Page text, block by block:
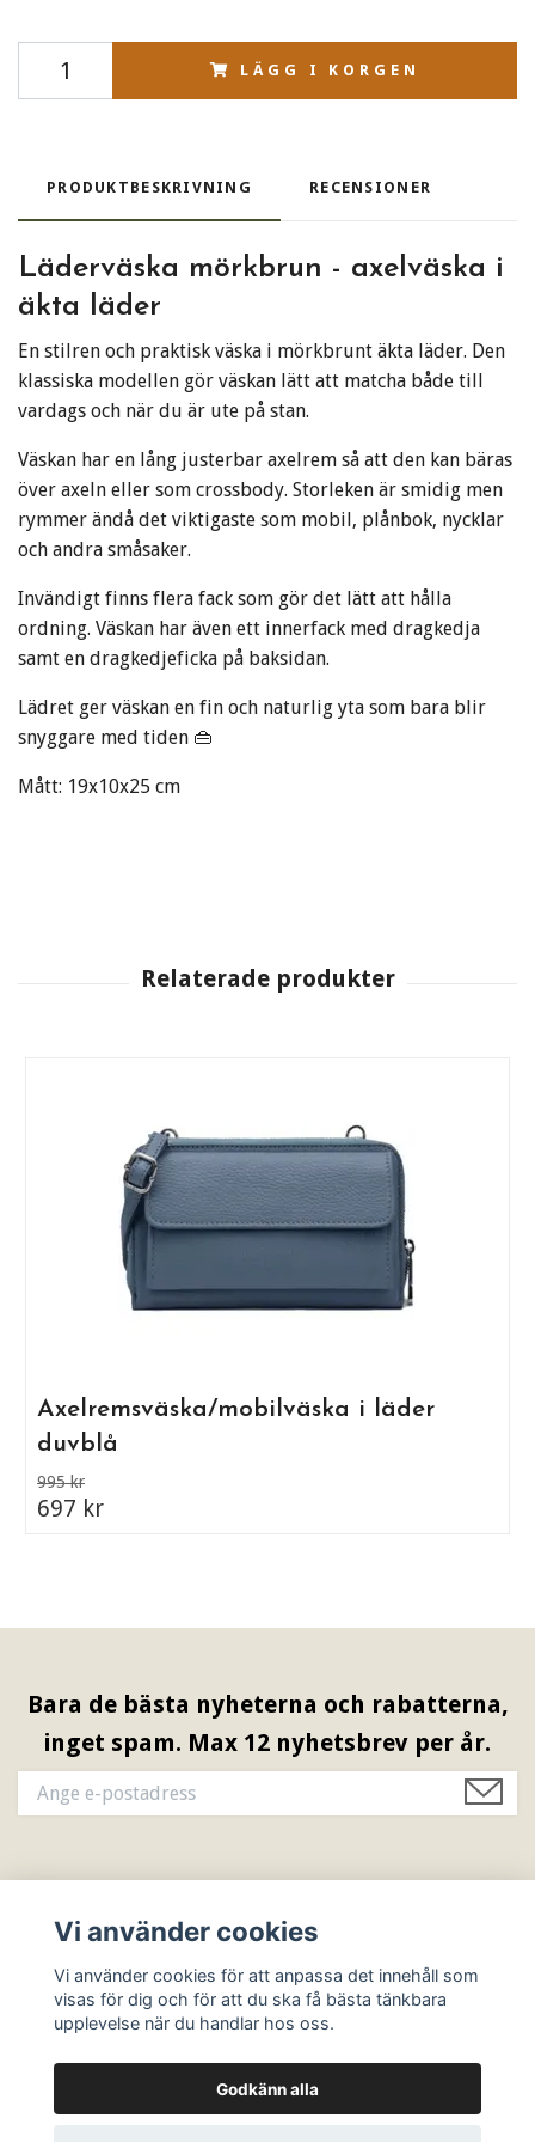
LÄGG I KORGEN
PRODUKTBESKRIVNING RECENSIONER
Läderväska mörkbrun - axelväska i
äkta läder
En stilren och praktisk väska i mörkbrunt äkta läder. Den
klassiska modellen gör väskan lätt att matcha både till
vardags och när du är ute på stan.
Väskan har en lång justerbar axelrem så att den kan bäras
över axeln eller som crossbody. Storleken är smidig men
rymmer ändå det viktigaste som mobil, plånbok, nycklar
och andra småsaker.
Invändigt finns flera fack som gör det lätt att hålla
ordning. Väskan har även ett innerfack med dragkedja
samt en dragkedjeficka på baksidan.
Lädret ger väskan en fin och naturlig yta som bara blir
snyggare med tiden 👜
Mått: 19x10x25 cm
Axelremsväska/mobilväska i läder
duvblå
995 kr
697 kr
Bara de bästa nyheterna och rabatterna,
inget spam. Max 12 nyhetsbrev per år.
Sociala medier
Vi använder cookies
Vi använder cookies för att anpassa det innehåll som
visas för dig och för att du ska få bästa tänkbara
upplevelse när du handlar hos oss.
Godkänn alla